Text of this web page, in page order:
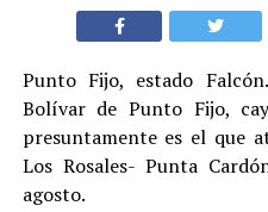
Punto Fijo, estado
Bolívar de Punto Fijo,
presuntamente es el que
Los Rosales- Punta
agosto.